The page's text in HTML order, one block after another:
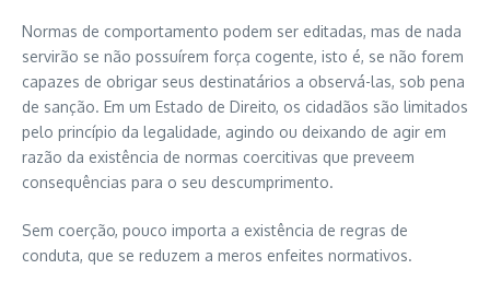
Normas de comportamento podem ser editadas, mas de nada
servirão se não possuírem força cogente, isto é, se não forem
capazes de obrigar seus destinatários a observá-las, sob pena
de sanção. Em um Estado de Direito, os cidadãos são limitados
pelo princípio da legalidade, agindo ou deixando de agir em
razão da existência de normas coercitivas que preveem
consequências para o seu descumprimento.
Sem coerção, pouco importa a existência de regras de
conduta, que se reduzem a meros enfeites normativos.